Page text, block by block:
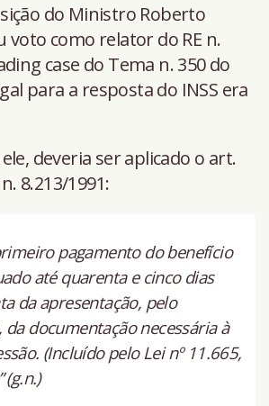
do Ministro Roberto
voto como relator do RE n.
case do Tema n. 350 do
para a resposta do INSS era
deveria ser aplicado o art.
8.213/1991:
pagamento do benefício
até quarenta e cinco dias
da apresentação, pelo
da documentação necessária à
(Incluído pelo Lei nº 11.665,
(g.n.)